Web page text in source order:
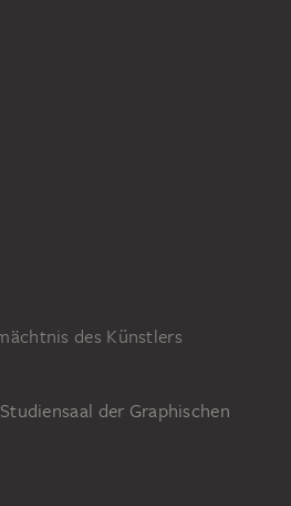
des Künstlers
der Graphischen